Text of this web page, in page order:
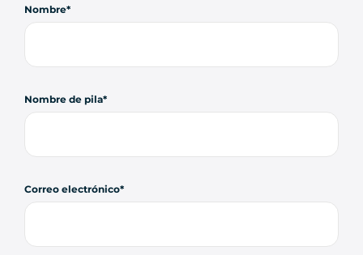
Nombre
Nombre de pila
Correo electrónico